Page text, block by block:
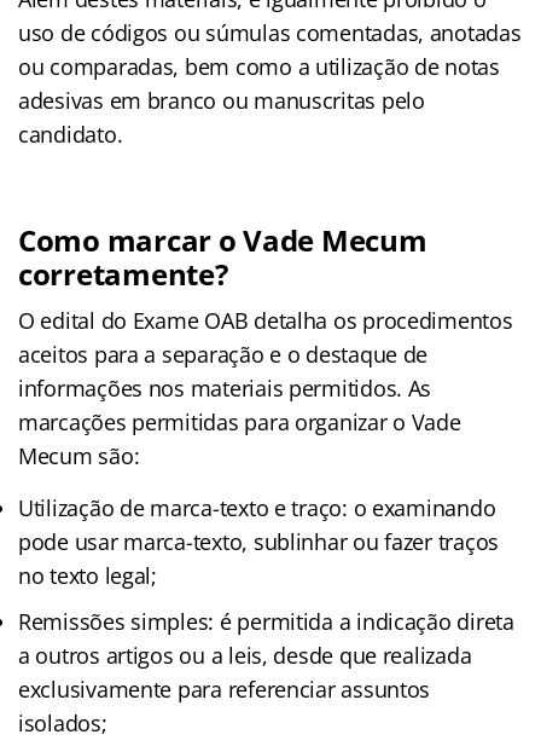
uso de códigos ou súmulas comentadas, anotadas
ou comparadas, bem como a utilização de notas
adesivas em branco ou manuscritas pelo
candidato.
Como marcar o Vade Mecum
corretamente?
O edital do Exame OAB detalha os procedimentos
aceitos para a separação e o destaque de
informações nos materiais permitidos. As
marcações permitidas para organizar o Vade
Mecum são:
Utilização de marca-texto e traço: o examinando
pode usar marca-texto, sublinhar ou fazer traços
no texto legal;
Remissões simples: é permitida a indicação direta
a outros artigos ou a leis, desde que realizada
exclusivamente para referenciar assuntos
isolados;